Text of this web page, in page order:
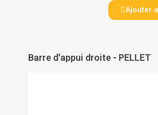
Ajouter
Barre d'appui droite - PELLET